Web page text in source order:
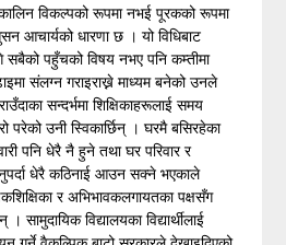
विकल्पको रूपमा नभई पूरकको रूपमा
आचार्यको धारणा छ । यो विधिबाट
सबैको पहुँचको विषय नभए पनि कम्तीमा
संलग्न गराइराख्ने माध्यम बनेको उनले
सन्दर्भमा शिक्षिकाहरूलाई समय
परेको उनी स्विकार्छिन् । घरमै बसिरहेका
पनि धेरै नै हुने तथा घर परिवार र
धेरै कठिनाई आउन सक्ने भएकाले
र अभिभावकलगायतका पक्षसँग
सामुदायिक विद्यालयका विद्यार्थीलाई